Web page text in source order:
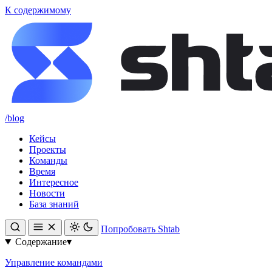
К содержимому
/blog
Кейсы
Проекты
Команды
Время
Интересное
Новости
База знаний
Попробовать Shtab
Содержание▾
Управление командами